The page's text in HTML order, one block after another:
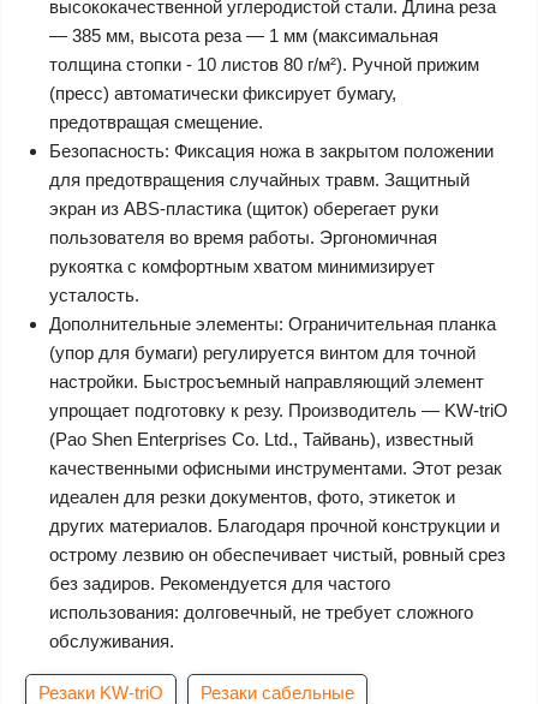
высококачественной углеродистой стали. Длина реза
— 385 мм, высота реза — 1 мм (максимальная
толщина стопки - 10 листов 80 г/м²). Ручной прижим
(пресс) автоматически фиксирует бумагу,
предотвращая смещение.
Безопасность: Фиксация ножа в закрытом положении
для предотвращения случайных травм. Защитный
экран из ABS-пластика (щиток) оберегает руки
пользователя во время работы. Эргономичная
рукоятка с комфортным хватом минимизирует
усталость.
Дополнительные элементы: Ограничительная планка
(упор для бумаги) регулируется винтом для точной
настройки. Быстросъемный направляющий элемент
упрощает подготовку к резу. Производитель — KW-triO
(Pao Shen Enterprises Co. Ltd., Тайвань), известный
качественными офисными инструментами. Этот резак
идеален для резки документов, фото, этикеток и
других материалов. Благодаря прочной конструкции и
острому лезвию он обеспечивает чистый, ровный срез
без задиров. Рекомендуется для частого
использования: долговечный, не требует сложного
обслуживания.
Резаки KW-triO Резаки сабельные